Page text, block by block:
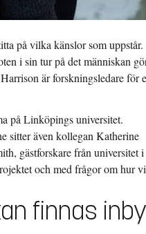
på vilka känslor som uppstår.
i sin tur på det människan
är forskningsledare för
på Linköpings universitet.
sitter även kollegan Katherine
gästforskare från universitet i
och med frågor om hur vi
finnas